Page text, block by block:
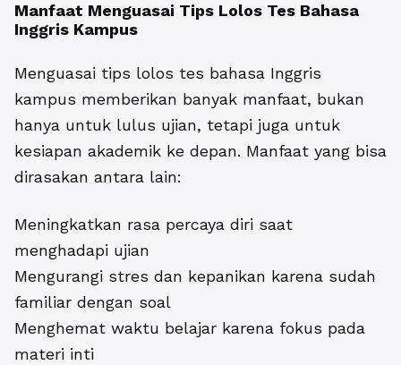
Manfaat Menguasai Tips Lolos Tes Bahasa
Inggris Kampus
Menguasai tips lolos tes bahasa Inggris
kampus memberikan banyak manfaat, bukan
hanya untuk lulus ujian, tetapi juga untuk
kesiapan akademik ke depan. Manfaat yang bisa
dirasakan antara lain:
Meningkatkan rasa percaya diri saat
menghadapi ujian
Mengurangi stres dan kepanikan karena sudah
familiar dengan soal
Menghemat waktu belajar karena fokus pada
materi inti